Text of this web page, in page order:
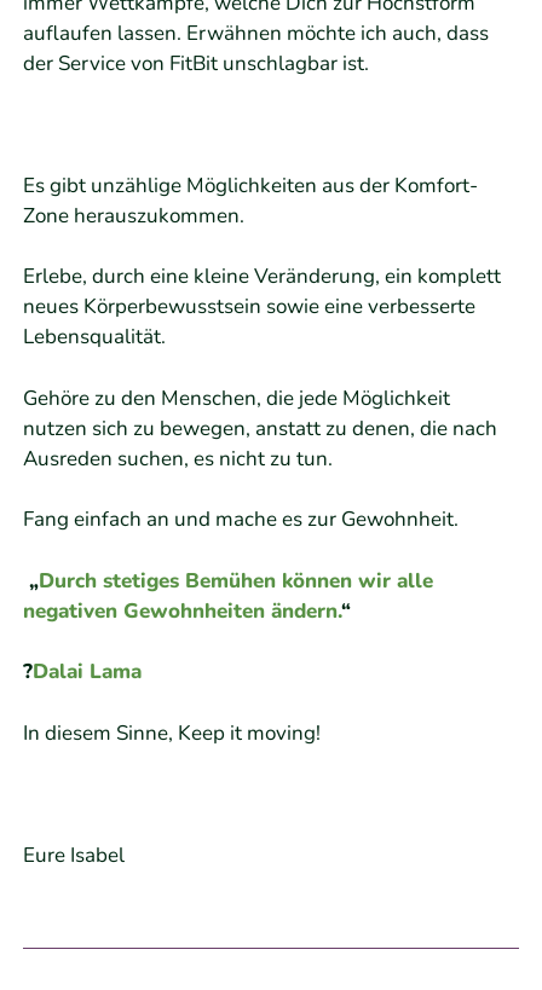
auflaufen lassen. Erwähnen möchte ich auch, dass
der Service von FitBit unschlagbar ist.
Es gibt unzählige Möglichkeiten aus der Komfort-
Zone herauszukommen.
Erlebe, durch eine kleine Veränderung, ein komplett
neues Körperbewusstsein sowie eine verbesserte
Lebensqualität.
Gehöre zu den Menschen, die jede Möglichkeit
nutzen sich zu bewegen, anstatt zu denen, die nach
Ausreden suchen, es nicht zu tun.
Fang einfach an und mache es zur Gewohnheit.
„Durch stetiges Bemühen können wir alle
negativen Gewohnheiten ändern.“
?Dalai Lama
In diesem Sinne, Keep it moving!
Eure Isabel